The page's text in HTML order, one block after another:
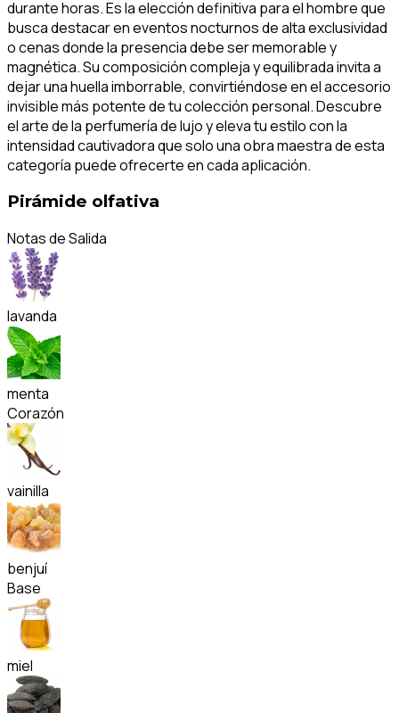
durante horas. Es la elección definitiva para el hombre que
busca destacar en eventos nocturnos de alta exclusividad
o cenas donde la presencia debe ser memorable y
magnética. Su composición compleja y equilibrada invita a
dejar una huella imborrable, convirtiéndose en el accesorio
invisible más potente de tu colección personal. Descubre
el arte de la perfumería de lujo y eleva tu estilo con la
intensidad cautivadora que solo una obra maestra de esta
categoría puede ofrecerte en cada aplicación.
Pirámide olfativa
Notas de Salida
lavanda
menta
Corazón
vainilla
benjuí
Base
miel